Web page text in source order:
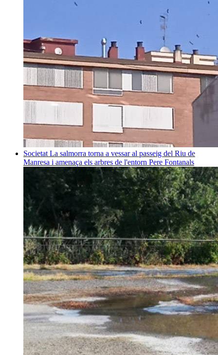
Societat La salmorra torna a vessar al passeig del Riu de
Manresa i amenaça els arbres de l'entorn Pere Fontanals